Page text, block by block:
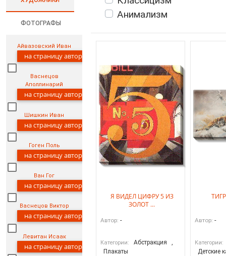
ФОТОГРАФЫ
Айвазовский Иван
на страницу автора
Васнецов
Аполлинарий
на страницу автора
Шишкин Иван
на страницу автора
Гоген Поль
на страницу автора
Ван Гог
на страницу автора
Васнецов Виктор
на страницу автора
Левитан Исаак
на страницу автора
Анимализм
Я ВИДЕЛ ЦИФРУ 5 ИЗ
ЗОЛОТ ...
Автор: -
Категории: Абстракция
,
Плакаты
Автор: -
Категории:
Детские